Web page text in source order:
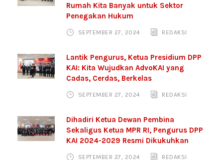
Rumah Kita Banyak untuk Sektor
Penegakan Hukum
SEPTEMBER 27, 2024 REDAKSI
Lantik Pengurus, Ketua Presidium DPP
KAI: Kita Wujudkan AdvoKAI yang
Cadas, Cerdas, Berkelas
SEPTEMBER 27, 2024 REDAKSI
Dihadiri Ketua Dewan Pembina
Sekaligus Ketua MPR RI, Pengurus DPP
KAI 2024-2029 Resmi Dikukuhkan
SEPTEMBER 27, 2024 REDAKSI